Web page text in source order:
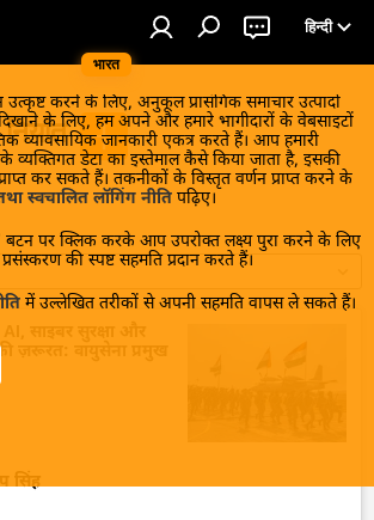
भारत
हिन्दी
उत्कृष्ट करने के लिए, अनुकूल प्रासंगिक समाचार उत्पादों
के लिए, हम अपने और हमारे भागीदारों के वेबसाइटों
जानकारी एकत्र करते हैं। आप हमारी
डेटा का इस्तेमाल कैसे किया जाता है, इसकी
कर सकते हैं। तकनीकों के विस्तृत वर्णन प्राप्त करने के
स्वचालित लॉगिंग नीति पढ़िए।
बटन पर क्लिक करके आप उपरोक्त लक्ष्य पुरा करने के लिए
की स्पष्ट सहमति प्रदान करते हैं।
में उल्लेखित तरीकों से अपनी सहमति वापस ले सकते हैं।
ज़रूरत: वायुसेना प्रमुख
सिंह